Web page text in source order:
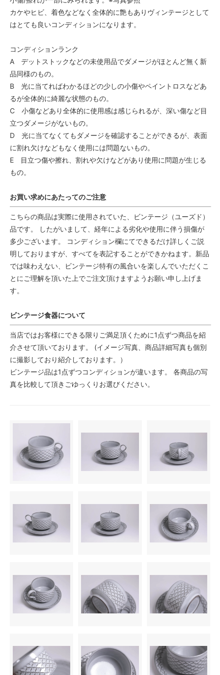
カケやヒビ、着色などなく全体的に艶もありヴィンテージとして
はとても良いコンディションになります。
コンディションランク
A デットストックなどの未使用品でダメージがほとんど無く新
品同様のもの。
B 光に当てればわかるほどの少しの小傷やペイントロスなどあ
るが全体的に綺麗な状態のもの。
C 小傷などあり全体的に使用感は感じられるが、深い傷など目
立つダメージがないもの。
D 光に当てなくてもダメージを確認することができるが、表面
に割れ欠けなどもなく使用には問題ないもの。
E 目立つ傷や擦れ、割れや欠けなどがあり使用に問題が生じる
もの。
お買い求めにあたってのご注意
こちらの商品は実際に使用されていた、ビンテージ（ユーズド）
品です。 したがいまして、経年による劣化や使用に伴う損傷が
多少ございます。 コンディション欄にてできるだけ詳しくご説
明しておりますが、すべてを表記することができかねます。新品
では味わえない、ビンテージ特有の風合いを楽しんでいただくこ
とにご理解を頂いた上でご注文頂けますようお願い申し上げま
す。
ビンテージ食器について
当店ではお客様にできる限りご満足頂くために1点ずつ商品を紹
介させて頂いております。 (イメージ写真、商品詳細写真も個別
に撮影しており紹介しております。）
ビンテージ品は1点ずつコンディションが違います。 各商品の写
真を比較して頂きごゆっくりお選びください。